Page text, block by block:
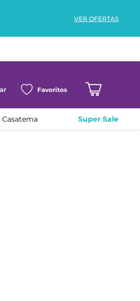
VER OFERTAS
Favoritos
Super Sale